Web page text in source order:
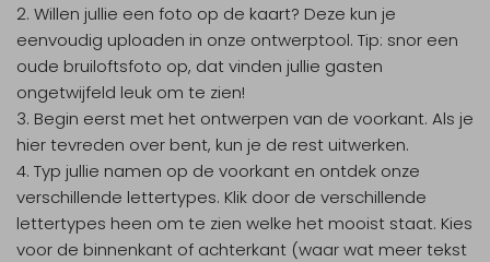
Willen jullie een foto op de kaart? Deze kun je
eenvoudig uploaden in onze ontwerptool. Tip: snor een
oude bruiloftsfoto op, dat vinden jullie gasten
ongetwijfeld leuk om te zien!
Begin eerst met het ontwerpen van de voorkant. Als je
hier tevreden over bent, kun je de rest uitwerken.
Typ jullie namen op de voorkant en ontdek onze
verschillende lettertypes. Klik door de verschillende
lettertypes heen om te zien welke het mooist staat. Kies
voor de binnenkant of achterkant (waar wat meer tekst